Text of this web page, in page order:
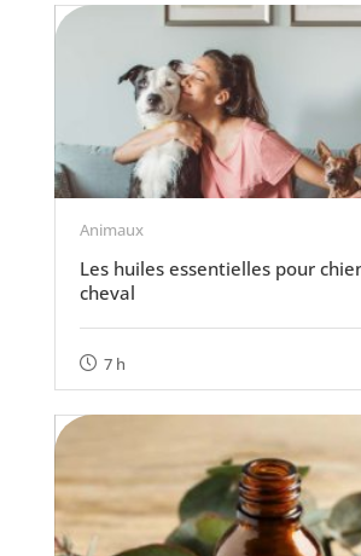
Animaux
Les huiles essentielles pour
cheval
7 h